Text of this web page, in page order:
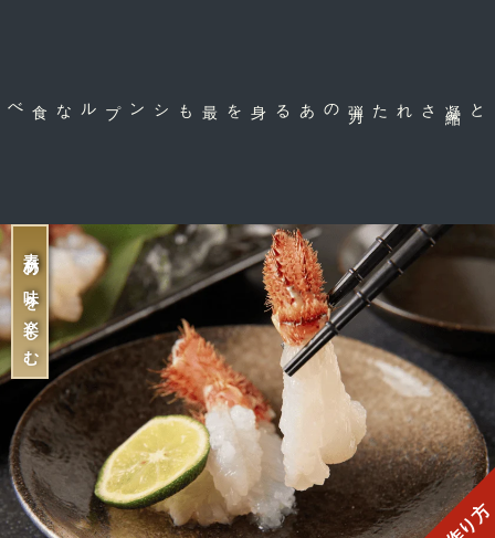
素材の味を楽しむ
作り方
された
のある身を